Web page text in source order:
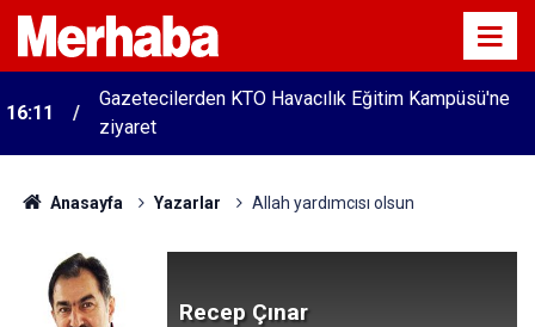
16:11
Gazetecilerden KTO Havacılık Eğitim Kampüsü'ne
ziyaret
Anasayfa Yazarlar Allah yardımcısı olsun
Recep Çınar